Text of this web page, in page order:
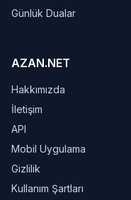
Günlük Dualar
AZAN.NET
Hakkımızda
İletişim
API
Mobil Uygulama
Gizlilik
Kullanım Şartları